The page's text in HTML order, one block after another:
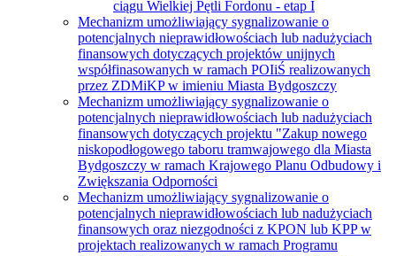
ciągu Wielkiej Pętli Fordonu - etap I
Mechanizm umożliwiający sygnalizowanie o
potencjalnych nieprawidłowościach lub nadużyciach
finansowych dotyczących projektów unijnych
współfinasowanych w ramach POIiŚ realizowanych
przez ZDMiKP w imieniu Miasta Bydgoszczy
Mechanizm umożliwiający sygnalizowanie o
potencjalnych nieprawidłowościach lub nadużyciach
finansowych dotyczących projektu "Zakup nowego
niskopodłogowego taboru tramwajowego dla Miasta
Bydgoszczy w ramach Krajowego Planu Odbudowy i
Zwiększania Odporności
Mechanizm umożliwiający sygnalizowanie o
potencjalnych nieprawidłowościach lub nadużyciach
finansowych oraz niezgodności z KPON lub KPP w
projektach realizowanych w ramach Programu